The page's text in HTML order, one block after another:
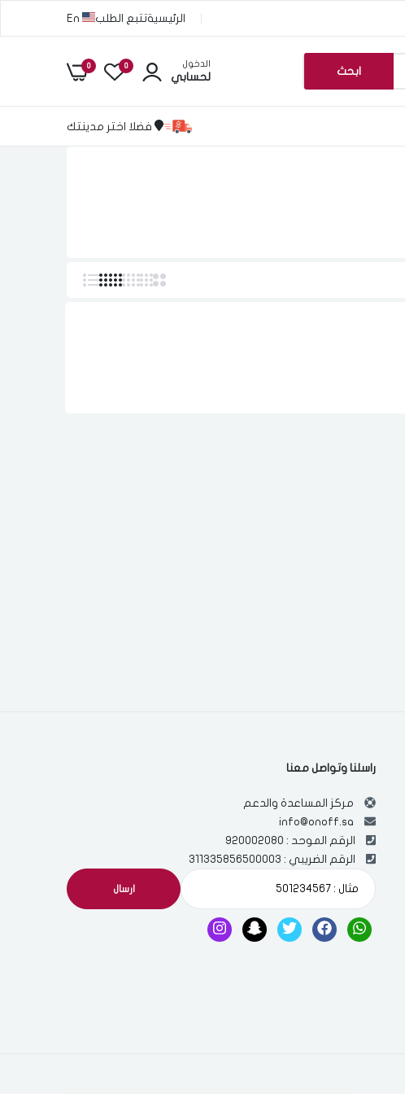
الرئيسيةتتبع الطلب En
ابحث
الدخول
لحسابي
0
0
فضلا اختر مدينتك
راسلنا وتواصل معنا
مركز المساعدة والدعم
info@onoff.sa
الرقم الموحد : 920002080
الرقم الضريبي : 311335856500003
ارسال